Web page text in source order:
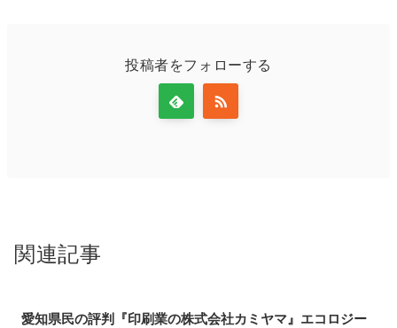
投稿者をフォローする
関連記事
愛知県民の評判『印刷業の株式会社カミヤマ』エコロジー